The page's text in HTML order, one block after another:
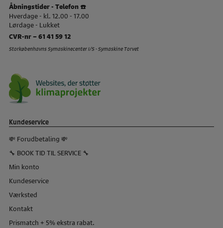
Åbningstider - Telefon ☎️
Hverdage - kl. 12.00 - 17.00
Lørdage - Lukket
CVR-nr – 61 41 59 12
Storkøbenhavns Symaskinecenter I/S - Symaskine Torvet
Kundeservice
💸 Forudbetaling 💸
🔧 BOOK TID TIL SERVICE 🔧
Min konto
Kundeservice
Værksted
Kontakt
Prismatch + 5% ekstra rabat.